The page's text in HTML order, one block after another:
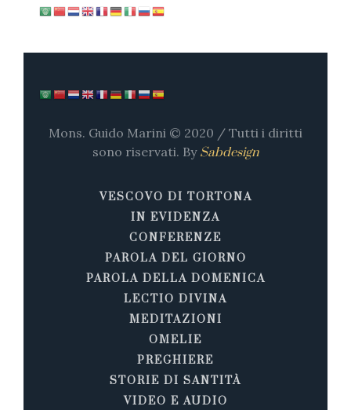
Mons. Guido Marini © 2020 / Tutti i diritti
sono riservati. By Sabdesign
VESCOVO DI TORTONA
IN EVIDENZA
CONFERENZE
PAROLA DEL GIORNO
PAROLA DELLA DOMENICA
LECTIO DIVINA
MEDITAZIONI
OMELIE
PREGHIERE
STORIE DI SANTITÀ
VIDEO E AUDIO